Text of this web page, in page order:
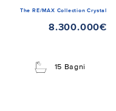
The RE/MAX Collection Crystal
8.300.000€
15 Bagni